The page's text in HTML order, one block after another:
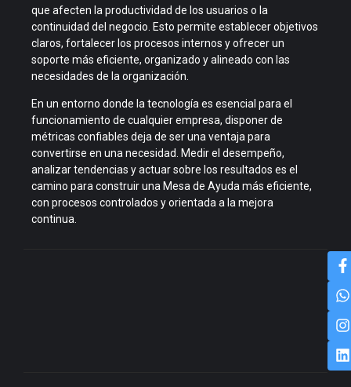
que afecten la productividad de los usuarios o la
continuidad del negocio. Esto permite establecer objetivos
claros, fortalecer los procesos internos y ofrecer un
soporte más eficiente, organizado y alineado con las
necesidades de la organización.
En un entorno donde la tecnología es esencial para el
funcionamiento de cualquier empresa, disponer de
métricas confiables deja de ser una ventaja para
convertirse en una necesidad. Medir el desempeño,
analizar tendencias y actuar sobre los resultados es el
camino para construir una Mesa de Ayuda más eficiente,
con procesos controlados y orientada a la mejora
continua.